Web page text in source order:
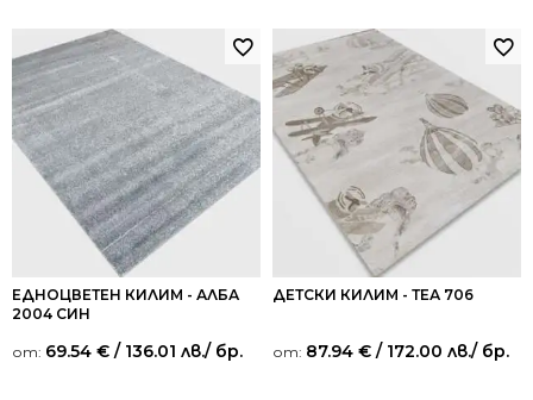
ЕДНОЦВЕТЕН КИЛИМ - АЛБА
2004 СИН
от: 69.54 € / 136.01 лв./ бр.
ДЕТСКИ КИЛИМ - ТЕА 706
от: 87.94 € / 172.00 лв./ бр.